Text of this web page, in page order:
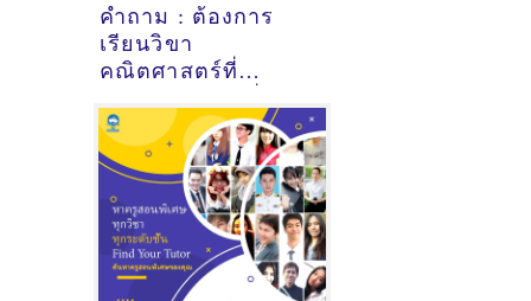
คำถาม : ต้องการ
เรียนวิขา
คณิตศาสตร์ที่
ไอซ์แลนด์
กรุงเทพมหานคร - ดู
คำแนะนำครูสอน
พิเศษที่นี่